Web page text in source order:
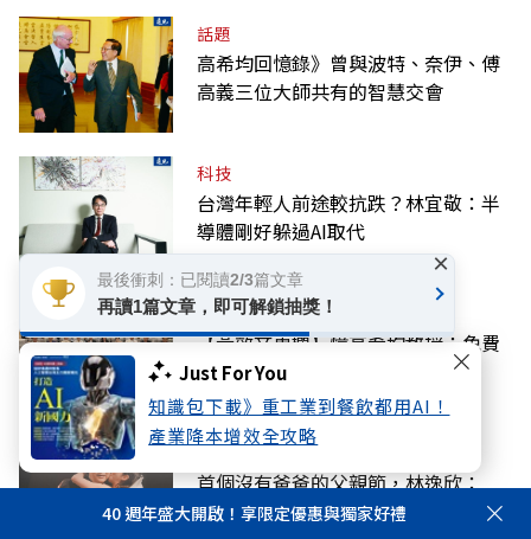
Just For You
知識包下載》重工業到餐飲都用AI！
產業降本增效全攻略
話題
高希均回憶錄》曾與波特、奈伊、傅
高義三位大師共有的智慧交會
科技
台灣年輕人前途較抗跌？林宜敬：半
導體剛好躲過AI取代
話題
【黃效文專欄】憶高希均教授：免費
或付費，午餐不再！
教育
首個沒有爸爸的父親節，林逸欣：
「我很幸福」——從富養看見的教養
40 週年盛大開啟！享限定優惠與獨家好禮
最後衝刺：已閱讀2/3篇文章
再讀1篇文章，即可解鎖抽獎！
×